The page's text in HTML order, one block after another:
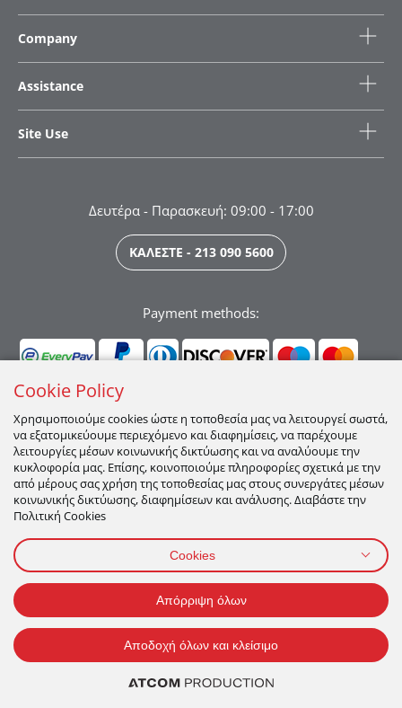
ΜΗ ΔΙΑΘΕΣΙΜΟ
Company
Assistance
Site Use
Δευτέρα - Παρασκευή: 09:00 - 17:00
ΚΑΛΕΣΤΕ - 213 090 5600
Payment methods:
Ακολουθήστε μας:
ΟΡΟΙ ΧΡΗΣΗΣ
2026 All Rights Reserved
Cookie Policy
Χρησιμοποιούμε cookies ώστε η τοποθεσία μας να λειτουργεί σωστά,
να εξατομικεύουμε περιεχόμενο και διαφημίσεις, να παρέχουμε
λειτουργίες μέσων κοινωνικής δικτύωσης και να αναλύουμε την
κυκλοφορία μας. Επίσης, κοινοποιούμε πληροφορίες σχετικά με την
από μέρους σας χρήση της τοποθεσίας μας στους συνεργάτες μέσων
κοινωνικής δικτύωσης, διαφημίσεων και ανάλυσης. Διαβάστε την
Πολιτική Cookies
Cookies
Απόρριψη όλων
Αποδοχή όλων και κλείσιμο